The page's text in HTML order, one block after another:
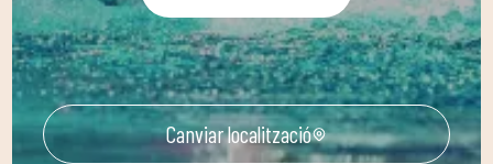
Canviar localització